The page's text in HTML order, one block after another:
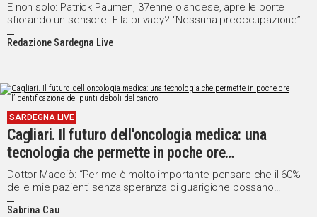
E non solo: Patrick Paumen, 37enne olandese, apre le porte
sfiorando un sensore. E la privacy? “Nessuna preoccupazione”
Redazione Sardegna Live
SARDEGNA LIVE
Cagliari. Il futuro dell'oncologia medica: una
tecnologia che permette in poche ore
l’identificazione dei punti deboli del cancro
Dottor Macciò: “Per me è molto importante pensare che il 60%
delle mie pazienti senza speranza di guarigione possano
salvarsi"
Sabrina Cau